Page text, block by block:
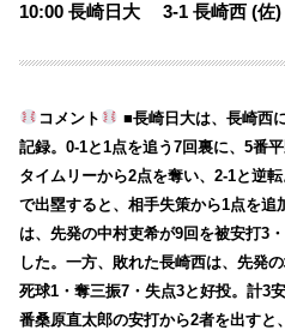
10:00 長崎日大 3-1 長崎西 (佐)
コメント
■長崎日大は、長崎西
記録。0-1と1点を追う7回裏に、5番
タイムリーから2点を奪い、2-1と逆
で出塁すると、相手失策から1点を追
は、先発の中村吏希が9回を被安打3
した。一方、敗れた長崎西は、先発
死球1・奪三振7・失点3と好投。計3
番桑原直太郎の安打から2者を出すと